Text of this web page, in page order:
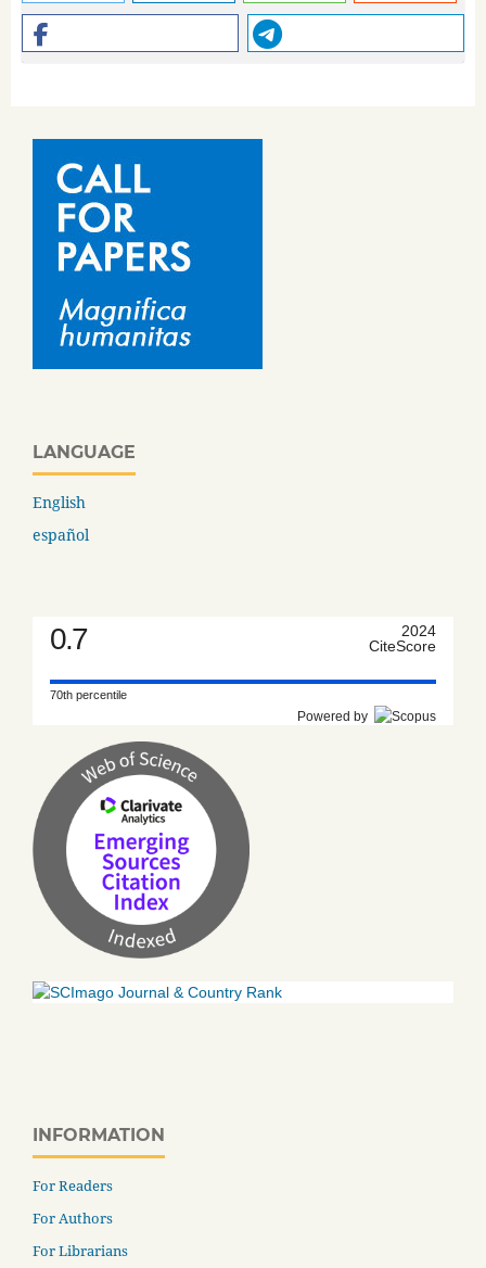
LANGUAGE
English
español
0.7
2024
CiteScore
70th percentile
Powered by
INFORMATION
For Readers
For Authors
For Librarians